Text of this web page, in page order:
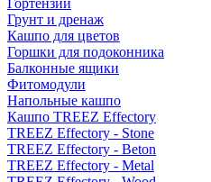
Гортензии
Грунт и дренаж
Кашпо для цветов
Горшки для подоконника
Балконные ящики
Фитомодули
Напольные кашпо
Кашпо TREEZ Effectory
TREEZ Effectory - Stone
TREEZ Effectory - Beton
TREEZ Effectory - Metal